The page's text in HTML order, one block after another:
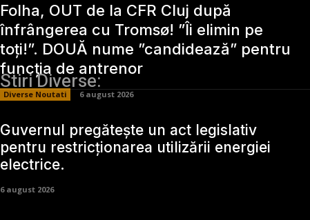
Stiri Diverse:
Folha, OUT de la CFR Cluj după
înfrângerea cu Tromsø! ”Îi elimin pe
toți!”. DOUĂ nume ”candidează” pentru
funcția de antrenor
Diverse Noutati 6 august 2026
Guvernul pregătește un act legislativ
pentru restricționarea utilizării energiei
electrice.
6 august 2026